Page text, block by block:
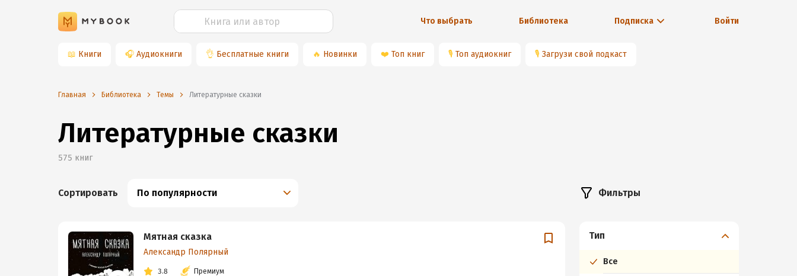
Что выбрать Библиотека Подписка Войти
📖 Книги 🎧 Аудиокниги 👌 Бесплатные книги 🔥 Новинки ❤️ Топ книг 🎙 Топ аудиокниг 🎙 Загрузи свой подкаст
Главная Библиотека Темы литературные сказки
Литературные сказки
575 книг
Сортировать По популярности
Мятная сказка
Александр Полярный
3.8 Премиум
Фильтры
Тип
Все